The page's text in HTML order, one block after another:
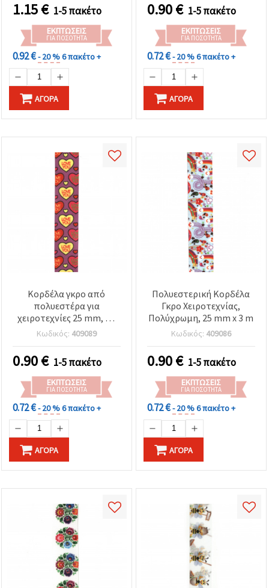
σκραπμπούκινγκ &
χειροτεχνίες
1.15€ 1-5 πακέτο
ΕΚΠΤΏΣΕΙΣ
ΓΙΑ ΠΟΣΌΤΗΤΑ
0.92 €- 20 %6 πακέτο +
ΑΓΟΡΆ
0.90€ 1-5 πακέτο
ΕΚΠΤΏΣΕΙΣ
ΓΙΑ ΠΟΣΌΤΗΤΑ
0.72 €- 20 %6 πακέτο +
ΑΓΟΡΆ
Κορδέλα γκρο από
πολυεστέρα για
χειροτεχνίες 25 mm, με
καρδιές και εκτύπωση
«LOVE YOU», 3 μέτρα
Κωδικός: 409089
0.90€ 1-5 πακέτο
ΕΚΠΤΏΣΕΙΣ
ΓΙΑ ΠΟΣΌΤΗΤΑ
0.72 €- 20 %6 πακέτο +
ΑΓΟΡΆ
Πολυεστερική Κορδέλα
Γκρο Χειροτεχνίας,
Πολύχρωμη, 25 mm x 3 m
Κωδικός: 409086
0.90€ 1-5 πακέτο
ΕΚΠΤΏΣΕΙΣ
ΓΙΑ ΠΟΣΌΤΗΤΑ
0.72 €- 20 %6 πακέτο +
ΑΓΟΡΆ